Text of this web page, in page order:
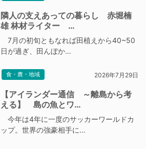
隣人の支えあっての暮らし 赤堀楠
雄 林材ライター …
7月の初旬ともなれば田植えから40~50
日が過ぎ、田んぼか…
食・農・地域 2026年7月29日
【アイランダー通信 ～離島から考
える】 島の魚とワ…
今年は4年に一度のサッカーワールドカ
ップ。世界の強豪相手に…